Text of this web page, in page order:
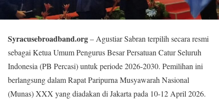
Syracusebroadband.org– Agustiar Sabran terpilih secara resmi
sebagai Ketua Umum Pengurus Besar Persatuan Catur Seluruh
Indonesia (PB Percasi) untuk periode 2026-2030. Pemilihan ini
berlangsung dalam Rapat Paripurna Musyawarah Nasional
(Munas) XXX yang diadakan di Jakarta pada 10-12 April 2026.